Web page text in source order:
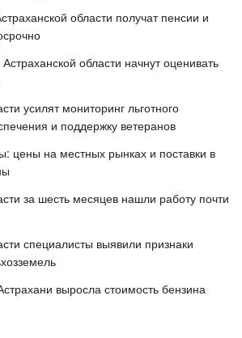
области получат пенсии и
области начнут оценивать
усилят мониторинг льготного
и поддержку ветеранов
цены на местных рынках и поставки в
за шесть месяцев нашли работу почти
специалисты выявили признаки
выросла стоимость бензина